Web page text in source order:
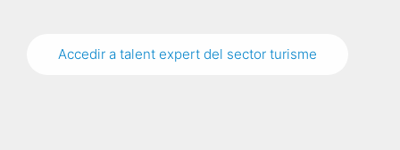
Accedir a talent expert del sector turisme